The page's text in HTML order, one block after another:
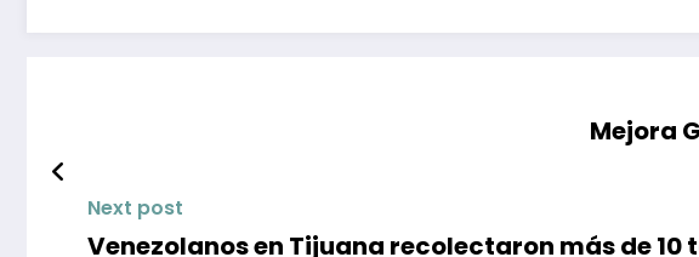
Mejora
Next post
Venezolanos en Tijuana recolectaron más de